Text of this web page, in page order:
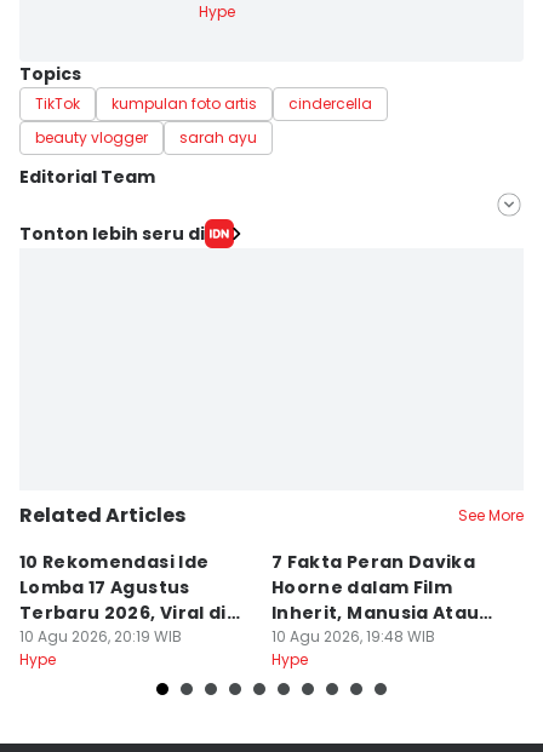
Hype
Topics
TikTok kumpulan foto artis
cindercella
beauty vlogger
sarah ayu
Editorial Team
Editor
Tonton lebih seru di
Related Articles See More
10 Rekomendasi Ide
Lomba 17 Agustus
Terbaru 2026, Viral di
Tiktok
10 Agu 2026, 20:19 WIB
Hype
7 Fakta Peran Davika
Hoorne dalam Film
Inherit, Manusia Atau
Bukan?
10 Agu 2026, 19:48 WIB
Hype